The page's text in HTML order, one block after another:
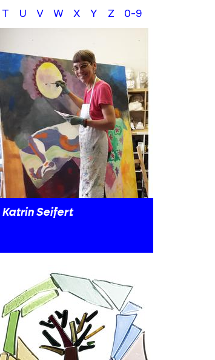
T U V W X Y Z 0-9
Katrin Seifert